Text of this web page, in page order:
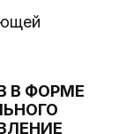
В ФОРМЕ